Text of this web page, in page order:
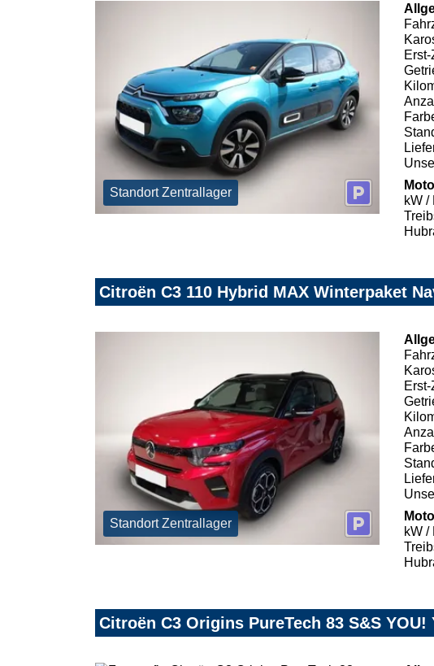
Standort Zentrallager
Erst-
kW /
Citroën C3 110 Hybrid MAX Winterpaket
Standort Zentrallager
Erst-
kW /
Citroën C3 Origins PureTech 83 S&S YOU!